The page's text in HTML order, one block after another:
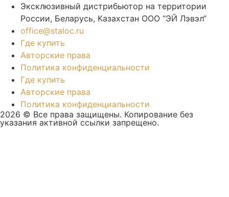
Эксклюзивный дистрибьютор на территории
России, Беларусь, Казахстан ООО “ЭЙ Лэвэл“
office@staloc.ru
Где купить
Авторские права
Политика конфиденциальности
Где купить
Авторские права
Политика конфиденциальности
2026 © Все права защищены. Копирование без
указания активной ссылки запрещено.